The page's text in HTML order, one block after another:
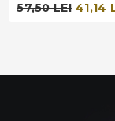
57,50 LEI 41,14